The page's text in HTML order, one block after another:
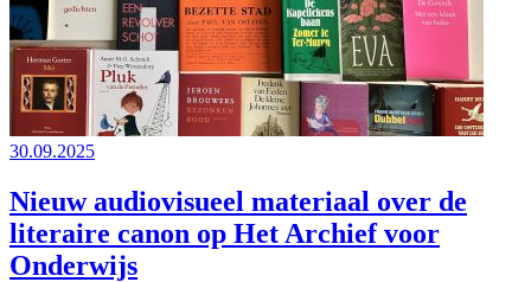
30.09.2025
Nieuw audiovisueel materiaal over de
literaire canon op Het Archief voor
Onderwijs